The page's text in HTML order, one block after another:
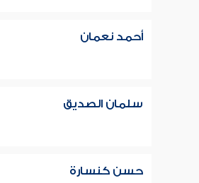
أحمد نعمان
سلمان الصديق
حسن كنسارة